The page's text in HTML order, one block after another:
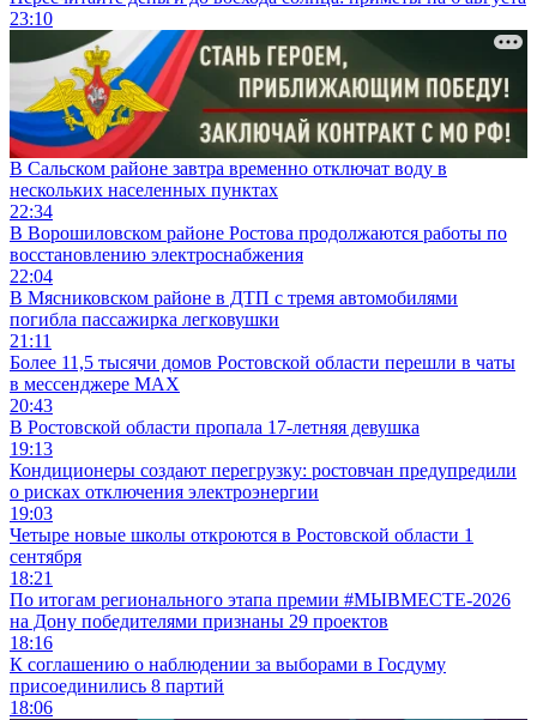
23:10
В Сальском районе завтра временно отключат воду в
нескольких населенных пунктах
22:34
В Ворошиловском районе Ростова продолжаются работы по
восстановлению электроснабжения
22:04
В Мясниковском районе в ДТП с тремя автомобилями
погибла пассажирка легковушки
21:11
Более 11,5 тысячи домов Ростовской области перешли в чаты
в мессенджере MAX
20:43
В Ростовской области пропала 17-летняя девушка
19:13
Кондиционеры создают перегрузку: ростовчан предупредили
о рисках отключения электроэнергии
19:03
Четыре новые школы откроются в Ростовской области 1
сентября
18:21
По итогам регионального этапа премии #МЫВМЕСТЕ-2026
на Дону победителями признаны 29 проектов
18:16
К соглашению о наблюдении за выборами в Госдуму
присоединились 8 партий
18:06